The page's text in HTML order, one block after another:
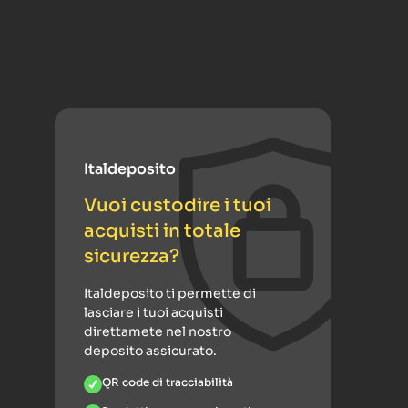
Italdeposito
Vuoi custodire i tuoi
acquisti in totale
sicurezza?
Italdeposito ti permette di
lasciare i tuoi acquisti
direttamete nel nostro
deposito assicurato.
QR code di tracciabilità